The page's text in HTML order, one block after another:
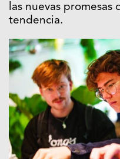
las nuevas
tendencia.